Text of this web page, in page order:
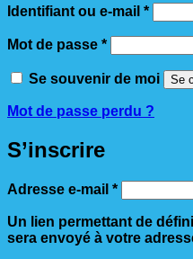
Identifiant ou e-mail *
Mot de passe *Obligatoire
Se souvenir de moi Se
Mot de passe perdu ?
S’inscrire
Adresse e-mail *Obligatoire
Un lien permettant de
sera envoyé à votre